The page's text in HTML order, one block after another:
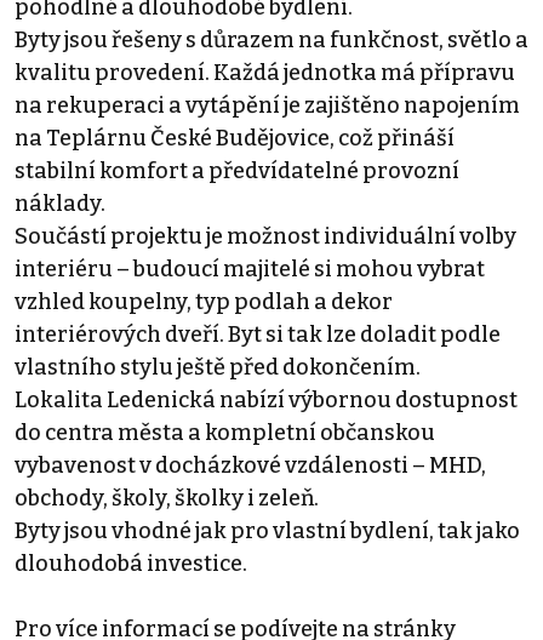
pohodlné a dlouhodobé bydlení.
Byty jsou řešeny s důrazem na funkčnost, světlo a
kvalitu provedení. Každá jednotka má přípravu
na rekuperaci a vytápění je zajištěno napojením
na Teplárnu České Budějovice, což přináší
stabilní komfort a předvídatelné provozní
náklady.
Součástí projektu je možnost individuální volby
interiéru – budoucí majitelé si mohou vybrat
vzhled koupelny, typ podlah a dekor
interiérových dveří. Byt si tak lze doladit podle
vlastního stylu ještě před dokončením.
Lokalita Ledenická nabízí výbornou dostupnost
do centra města a kompletní občanskou
vybavenost v docházkové vzdálenosti – MHD,
obchody, školy, školky i zeleň.
Byty jsou vhodné jak pro vlastní bydlení, tak jako
dlouhodobá investice.
Pro více informací se podívejte na stránky